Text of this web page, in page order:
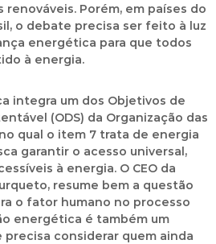
Porém, em países do
o debate precisa ser feito à luz
energética para que todos
à energia.
integra um dos Objetivos de
(ODS) da Organização das
qual o item 7 trata de energia
garantir o acesso universal,
à energia. O CEO da
resume bem a questão
o fator humano no processo
energética é também um
precisa considerar quem ainda